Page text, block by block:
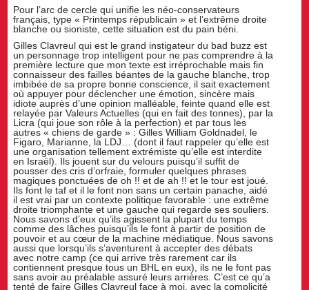
Pour l’arc de cercle qui unifie les néo-conservateurs
français, type « Printemps républicain » et l’extrême droite
blanche ou sioniste, cette situation est du pain béni.
Gilles Clavreul qui est le grand instigateur du bad buzz est
un personnage trop intelligent pour ne pas comprendre à la
première lecture que mon texte est irréprochable mais fin
connaisseur des failles béantes de la gauche blanche, trop
imbibée de sa propre bonne conscience, il sait exactement
où appuyer pour déclencher une émotion, sincère mais
idiote auprès d’une opinion malléable, feinte quand elle est
relayée par Valeurs Actuelles (qui en fait des tonnes), par la
Licra (qui joue son rôle à la perfection) et par tous les
autres « chiens de garde » : Gilles William Goldnadel, le
Figaro, Marianne, la LDJ… (dont il faut rappeler qu’elle est
une organisation tellement extrémiste qu’elle est interdite
en Israël). Ils jouent sur du velours puisqu’il suffit de
pousser des cris d’orfraie, formuler quelques phrases
magiques ponctuées de oh !! et de ah !! et le tour est joué.
Ils font le taf et il le font non sans un certain panache, aidé
il est vrai par un contexte politique favorable : une extrême
droite triomphante et une gauche qui regarde ses souliers.
Nous savons d’eux qu’ils agissent la plupart du temps
comme des lâches puisqu’ils le font à partir de position de
pouvoir et au cœur de la machine médiatique. Nous savons
aussi que lorsqu’ils s’aventurent à accepter des débats
avec notre camp (ce qui arrive très rarement car ils
contiennent presque tous un BHL en eux), ils ne le font pas
sans avoir au préalable assuré leurs arrières. C’est ce qu’a
tenté de faire Gilles Clavreul face à moi, avec la complicité